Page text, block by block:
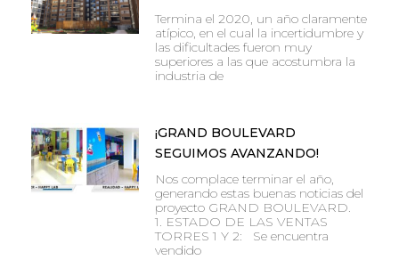
Termina el 2020, un año claramente
atípico, en el cual la incertidumbre y
las dificultades fueron muy
superiores a las que acostumbra la
industria de
¡GRAND BOULEVARD
SEGUIMOS AVANZANDO!
Nos complace terminar el año,
generando estas buenas noticias del
proyecto GRAND BOULEVARD.
1. ESTADO DE LAS VENTAS
TORRES 1 Y 2: Se encuentra
vendido